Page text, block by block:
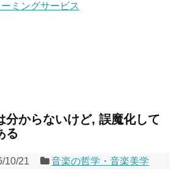
ミングサービス
分からないけど, 誤魔化して
る
10/21 音楽の哲学・音楽美学